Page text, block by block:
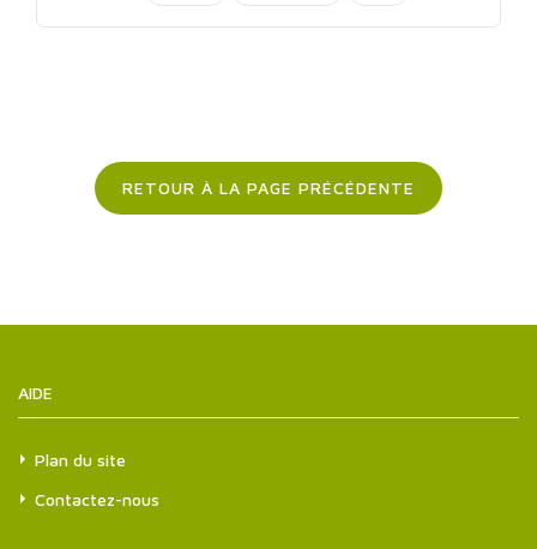
RETOUR À LA PAGE PRÉCÉDENTE
AIDE
Plan du site
Contactez-nous